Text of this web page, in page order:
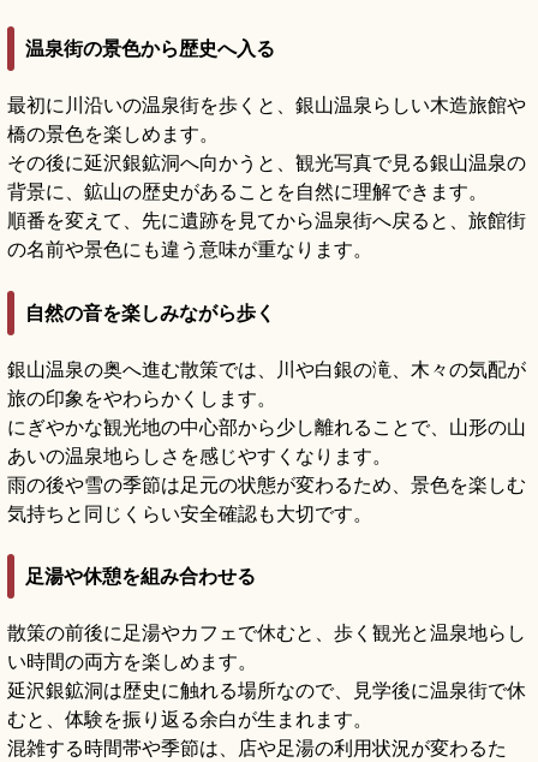
温泉街の景色から歴史へ入る
最初に川沿いの温泉街を歩くと、銀山温泉らしい木造旅館や
橋の景色を楽しめます。
その後に延沢銀鉱洞へ向かうと、観光写真で見る銀山温泉の
背景に、鉱山の歴史があることを自然に理解できます。
順番を変えて、先に遺跡を見てから温泉街へ戻ると、旅館街
の名前や景色にも違う意味が重なります。
自然の音を楽しみながら歩く
銀山温泉の奥へ進む散策では、川や白銀の滝、木々の気配が
旅の印象をやわらかくします。
にぎやかな観光地の中心部から少し離れることで、山形の山
あいの温泉地らしさを感じやすくなります。
雨の後や雪の季節は足元の状態が変わるため、景色を楽しむ
気持ちと同じくらい安全確認も大切です。
足湯や休憩を組み合わせる
散策の前後に足湯やカフェで休むと、歩く観光と温泉地らし
い時間の両方を楽しめます。
延沢銀鉱洞は歴史に触れる場所なので、見学後に温泉街で休
むと、体験を振り返る余白が生まれます。
混雑する時間帯や季節は、店や足湯の利用状況が変わるた